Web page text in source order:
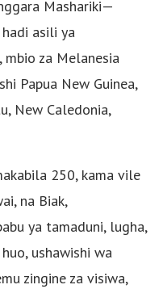
Mashariki—
asili ya
mbio za Melanesia
Papua New Guinea,
New Caledonia,
250, kama vile
na Biak,
ya tamaduni, lugha,
ushawishi wa
zingine za visiwa,